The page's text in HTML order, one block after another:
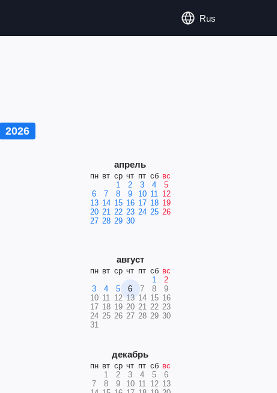
Rus
2026
апрель
пн вт ср чт пт сб вс
1
2 3 4
5
6
7 8 9 10 11 12
13 14 15 16 17 18 19
20 21 22 23 24 25 26
27 28 29 30
август
пн вт ср чт пт сб вс
1
2
3
4 5 6 7 8
9
10 11 12 13 14 15 16
17 18 19 20 21 22 23
24 25 26 27 28 29 30
31
декабрь
пн вт ср чт пт сб вс
1
2 3 4 5
6
7
8 9 10 11 12 13